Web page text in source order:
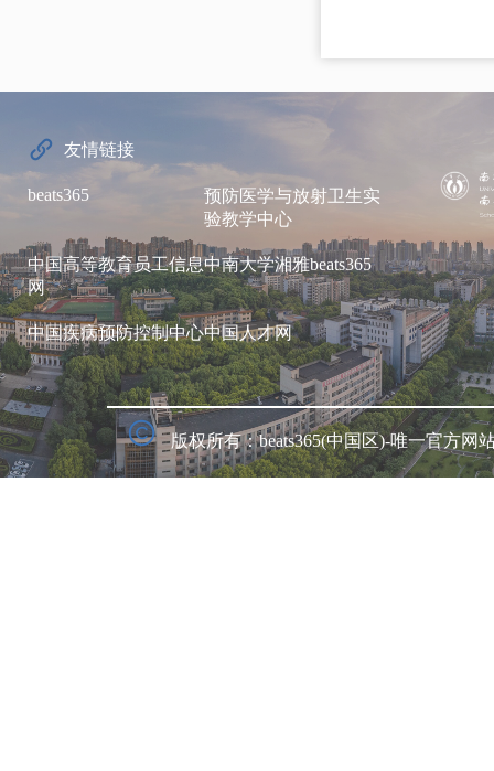
友情链接
beats365
预防医学与放射卫生实
验教学中心
中国高等教育员工信息
网
中南大学湘雅beats365
中国疾病预防控制中心中国人才网
版权所有：beats365(中国区)-唯一官方网